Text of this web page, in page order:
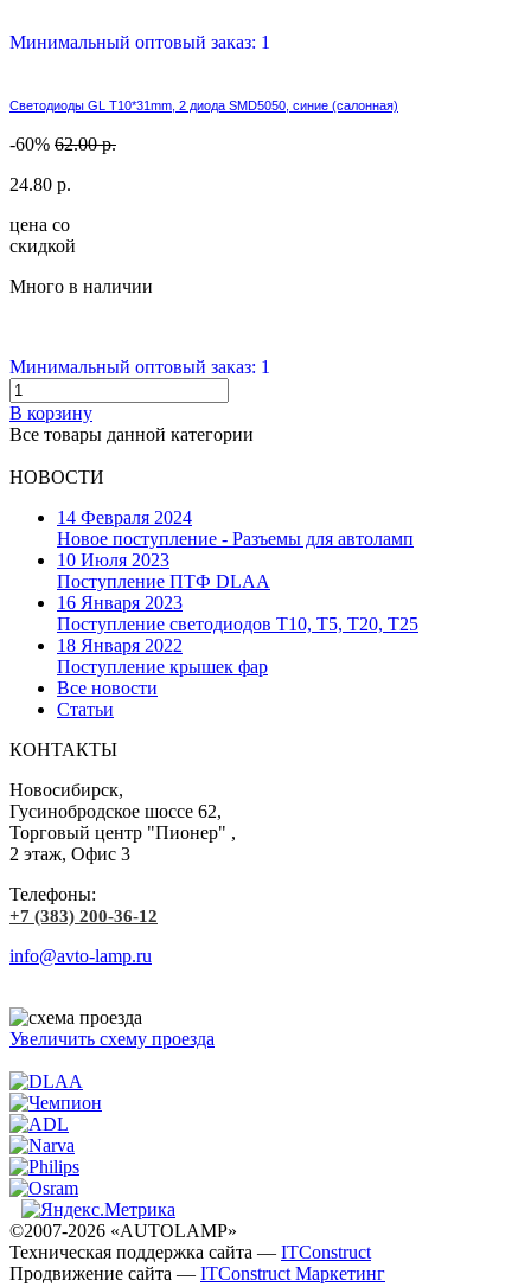
Минимальный оптовый заказ: 1
Светодиоды GL T10*31mm, 2 диода SMD5050, синие (салонная)
-60% 62.00 р.
24.80 р.
цена со
скидкой
Много в наличии
Минимальный оптовый заказ: 1
В корзину
Все товары данной категории
НОВОСТИ
14 Февраля 2024
Новое поступление - Разъемы для автоламп
10 Июля 2023
Поступление ПТФ DLAA
16 Января 2023
Поступление светодиодов T10, T5, T20, T25
18 Января 2022
Поступление крышек фар
Все новости
Статьи
КОНТАКТЫ
Новосибирск,
Гусинобродское шоссе 62,
Торговый центр "Пионер" ,
2 этаж, Офис 3
Телефоны:
+7 (383) 200-36-12
info@avto-lamp.ru
Увеличить схему проезда
©2007-2026 «AUTOLAMP»
Техническая поддержка сайта — ITConstruct
Продвижение сайта — ITConstruct Маркетинг